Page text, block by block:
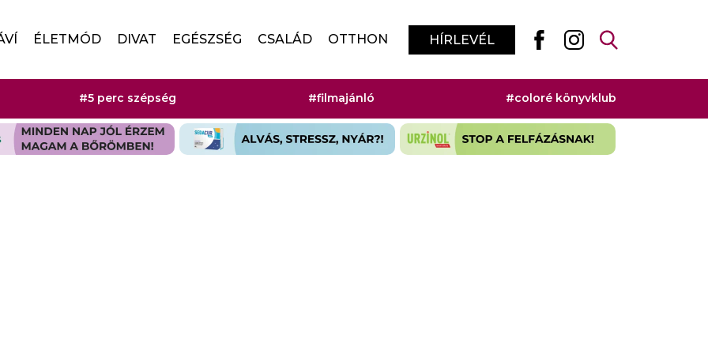
ÉLETMÓD DIVAT EGÉSZSÉG CSALÁD OTTHON HÍRLEVÉL
#5 perc szépség #filmajánló #coloré könyvklub